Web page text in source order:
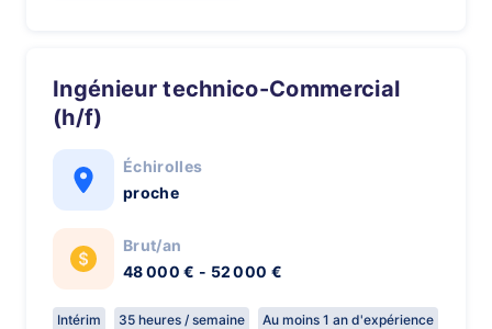
Ingénieur technico-Commercial
(h/f)
Échirolles
proche
Brut/an
48 000 € - 52 000 €
Intérim 35 heures / semaine Au moins 1 an d'expérience